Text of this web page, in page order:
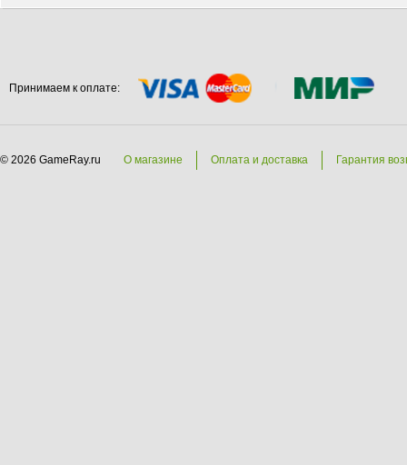
Принимаем к оплате:
© 2026 GameRay.ru О магазине Оплата и доставка Гарантия